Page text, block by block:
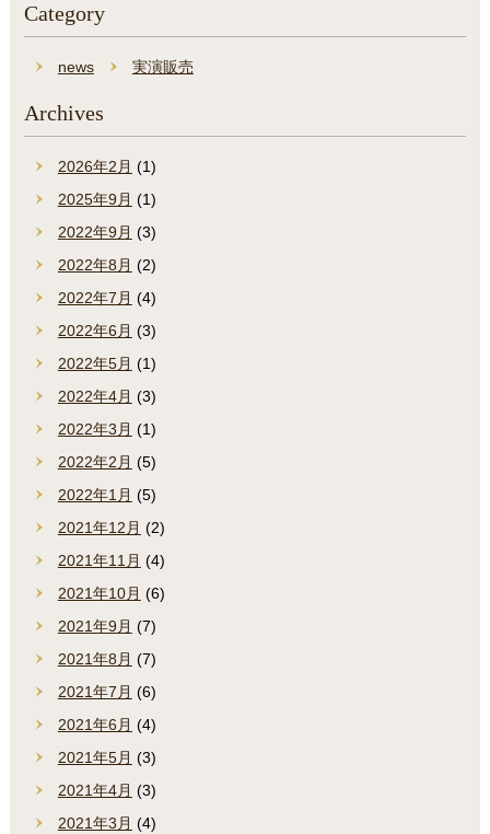
Category
news 実演販売
Archives
2026年2月 (1)
2025年9月 (1)
2022年9月 (3)
2022年8月 (2)
2022年7月 (4)
2022年6月 (3)
2022年5月 (1)
2022年4月 (3)
2022年3月 (1)
2022年2月 (5)
2022年1月 (5)
2021年12月 (2)
2021年11月 (4)
2021年10月 (6)
2021年9月 (7)
2021年8月 (7)
2021年7月 (6)
2021年6月 (4)
2021年5月 (3)
2021年4月 (3)
2021年3月 (4)